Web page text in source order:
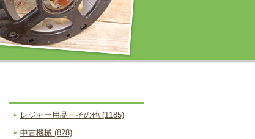
レジャー用品・その他 (1185)
中古機械 (828)